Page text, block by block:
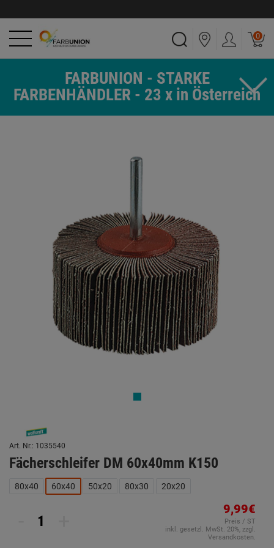
0
FARBUNION - STARKE
FARBENHÄNDLER - 23 x in Österreich
Art. Nr.: 1035540
Fächerschleifer DM 60x40mm K150
80x40 60x40 50x20 80x30 20x20
9,99€
Preis / ST
inkl. gesetzl. MwSt. 20%, zzgl.
Versandkosten.